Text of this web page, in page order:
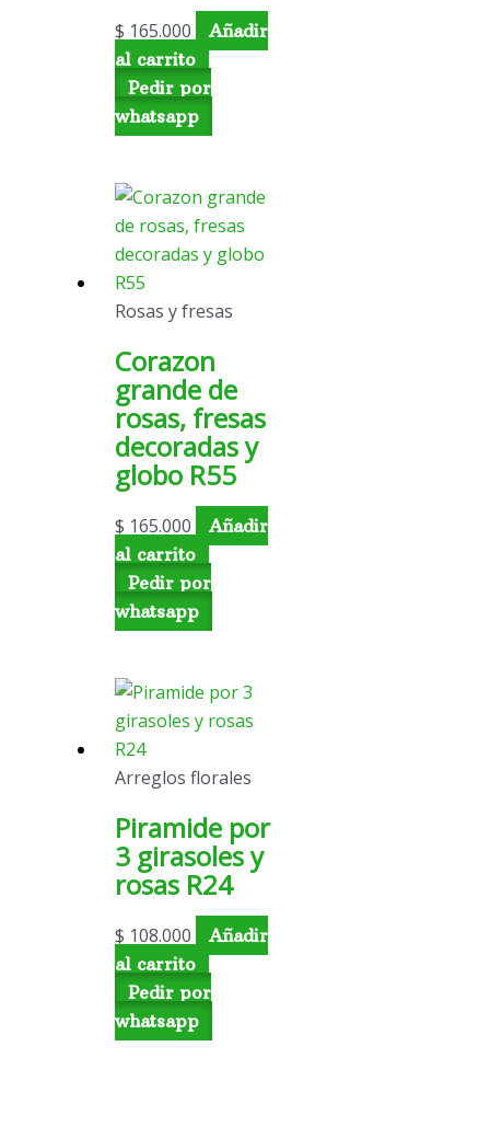
$ 165.000
Añadir
al carrito
Pedir por
whatsapp
Rosas y fresas
Corazon
grande de
rosas, fresas
decoradas y
globo R55
$ 165.000
Añadir
al carrito
Pedir por
whatsapp
Arreglos florales
Piramide por
3 girasoles y
rosas R24
$ 108.000
Añadir
al carrito
Pedir por
whatsapp